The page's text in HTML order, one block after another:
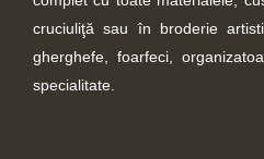
cruciuliţă sau în broderie
gherghefe, foarfeci,
specialitate.